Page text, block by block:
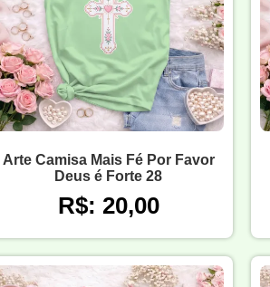
Arte Camisa Mais Fé Por Favor
Deus é Forte 28
R$: 20,00